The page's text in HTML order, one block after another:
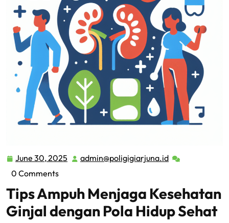
June 30, 2025 Juneadmin@poligigiarjuna.id
0 Comments
Tips Ampuh Menjaga Kesehatan
Ginjal dengan Pola Hidup Sehat